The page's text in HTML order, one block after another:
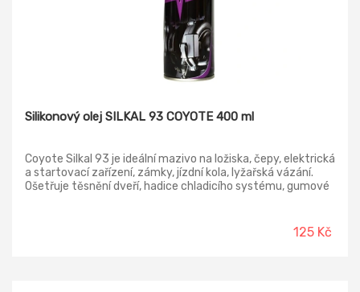
Silikonový olej SILKAL 93 COYOTE 400 ml
Coyote Silkal 93 je ideální mazivo na ložiska, čepy, elektrická
a startovací zařízení, zámky, jízdní kola, lyžařská vázání.
Ošetřuje těsnění dveří, hadice chladicího systému, gumové
Odstraňuje vrzání, ošetřuje gumové lišty, těsnění dveří,
hadice chladícího systému, plasty nárazníků. Výborné
125 Kč